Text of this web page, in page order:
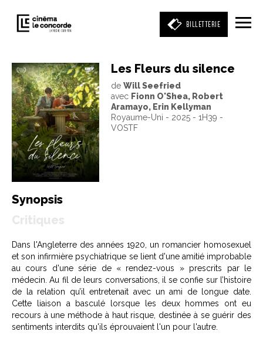
BILLETTERIE
Entrez votre mot clé
(film, réalisateur, acteur, événement)
Les Fleurs du silence
de Will Seefried
avec Fionn O'Shea, Robert
Aramayo, Erin Kellyman
Royaume-Uni - 2025 - 1H39 -
VOSTF
Synopsis
Dans l'Angleterre des années 1920, un romancier homosexuel
et son infirmière psychiatrique se lient d'une amitié improbable
au cours d'une série de « rendez-vous » prescrits par le
médecin. Au fil de leurs conversations, il se confie sur l’histoire
de la relation qu’il entretenait avec un ami de longue date.
Cette liaison a basculé lorsque les deux hommes ont eu
recours à une méthode à haut risque, destinée à se guérir des
sentiments interdits qu'ils éprouvaient l'un pour l'autre.